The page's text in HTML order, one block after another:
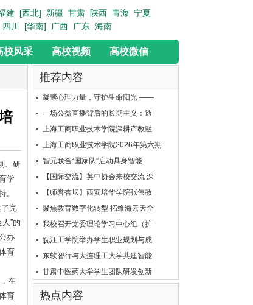
建 [西北] 新疆 甘肃 陕西 青海 宁夏
四川 [华南] 广西 广东 海南
校风采 高校视频 高校微信
、研
学
。
完
”的
办
育
在
育
推荐内容
凝聚心理力量，守护生命阳光 ——
一场公益直播背后的长期主义：透
上海工商职业技术学院深耕产教融
上海工商职业技术学院2026年第六期
智元联合“国家队”启动具身智能
【国际交流】英中协会来校交流 深
【师誉杏坛】西安培华学院张伟教
聚焦教育数字化转型 拓维海云天全
我校召开党委理论学习中心组（扩
皖江工学院举办学生职业规划与成
东软智行与大连理工大学共建智能
甘肃中医药大学学生团队研发创新
热点内容